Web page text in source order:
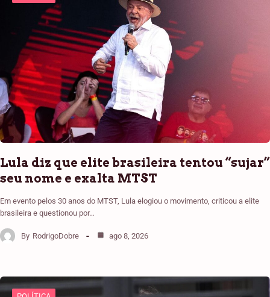
Lula diz que elite brasileira tentou “sujar”
seu nome e exalta MTST
Em evento pelos 30 anos do MTST, Lula elogiou o movimento, criticou a elite
brasileira e questionou por…
By RodrigoDobre ago 8, 2026